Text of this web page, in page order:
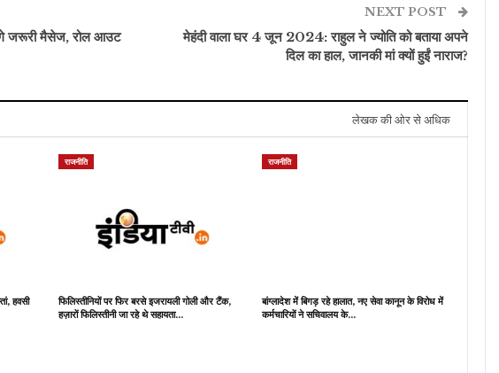
जरूरी मैसेज, रोल आउट
NEXT POST
मेहंदी वाला घर 4 जून 2024: राहुल ने ज्योति को बताया अपने
दिल का हाल, जानकी मां क्यों हुईं नाराज?
लेखक की ओर से अधिक
हवसी
राजनीति
फिलिस्तीनियों पर फिर बरसे इजरायली गोली और टैंक,
हज़ारों फिलिस्तीनी जा रहे थे सहायता…
राजनीति
बांग्लादेश में बिगड़ रहे हालात, नए सेवा कानून के विरोध में
कर्मचारियों ने सचिवालय के…
नोएडा, मुंबई और गुरुग्राम में